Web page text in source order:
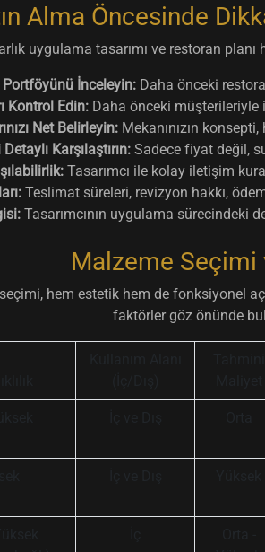
Alma Öncesinde
uygulama tasarımı ve restoran
Portföyünü İnceleyin:Daha önceki
Kontrol Edin:Daha önceki müşterileriyle
Net Belirleyin: Mekanınızın
Karşılaştırın:Sadece fiyat değil,
Tasarımcı ile kolay iletişim
Teslimat süreleri, revizyon hakkı,
Tasarımcının uygulama sürecindeki
Malzeme Seçimi
hem estetik hem de fonksiyonel
faktörler göz önünde